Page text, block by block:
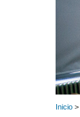
Inicio >